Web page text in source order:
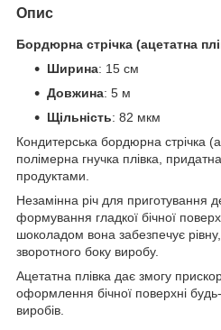
Опис
Бордюрна стрічка (ацетатна
Ширина: 15 см
Довжина: 5 м
Щільність: 82 мкм
Кондитерська бордюрна стрічка
полімерна гнучка плівка,
продуктами.
Незамінна річ для приготування
формування гладкої бічної
шоколадом вона забезпечує
зворотного боку виробу.
Ацетатна плівка дає змогу
оформлення бічної поверхні
виробів.